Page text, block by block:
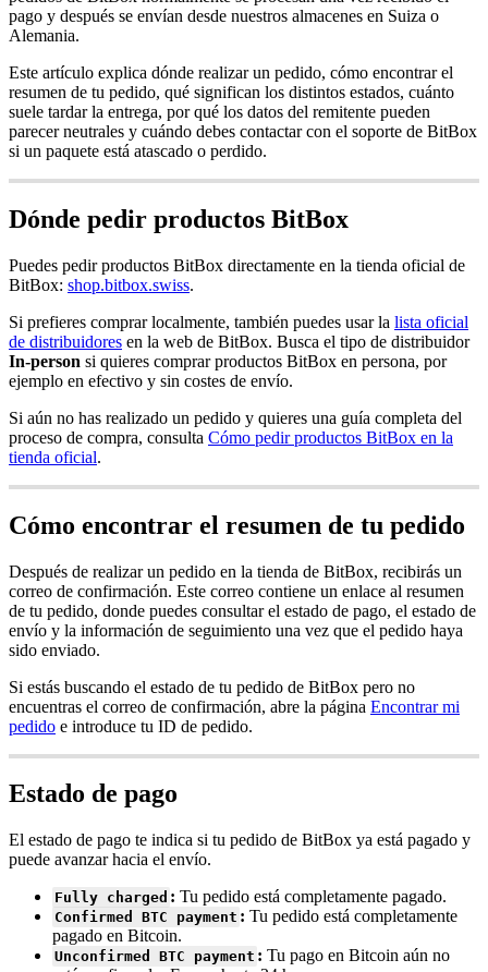
pago y después se envían desde nuestros almacenes en Suiza o
Alemania.
Este artículo explica dónde realizar un pedido, cómo encontrar el
resumen de tu pedido, qué significan los distintos estados, cuánto
suele tardar la entrega, por qué los datos del remitente pueden
parecer neutrales y cuándo debes contactar con el soporte de BitBox
si un paquete está atascado o perdido.
Dónde pedir productos BitBox
Puedes pedir productos BitBox directamente en la tienda oficial de
BitBox: shop.bitbox.swiss.
Si prefieres comprar localmente, también puedes usar la lista oficial
de distribuidores en la web de BitBox. Busca el tipo de distribuidor
In-person si quieres comprar productos BitBox en persona, por
ejemplo en efectivo y sin costes de envío.
Si aún no has realizado un pedido y quieres una guía completa del
proceso de compra, consulta Cómo pedir productos BitBox en la
tienda oficial.
Cómo encontrar el resumen de tu pedido
Después de realizar un pedido en la tienda de BitBox, recibirás un
correo de confirmación. Este correo contiene un enlace al resumen
de tu pedido, donde puedes consultar el estado de pago, el estado de
envío y la información de seguimiento una vez que el pedido haya
sido enviado.
Si estás buscando el estado de tu pedido de BitBox pero no
encuentras el correo de confirmación, abre la página Encontrar mi
pedido e introduce tu ID de pedido.
Estado de pago
El estado de pago te indica si tu pedido de BitBox ya está pagado y
puede avanzar hacia el envío.
Fully charged : Tu pedido está completamente pagado.
Confirmed BTC payment : Tu pedido está completamente
pagado en Bitcoin.
Unconfirmed BTC payment : Tu pago en Bitcoin aún no